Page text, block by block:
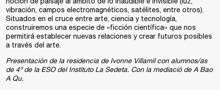
vibración, campos electromagnéticos, satélites, entre otros).
Situados en el cruce entre arte, ciencia y tecnología,
construiremos una especie de «ficción científica» que nos
permitirá establecer nuevas relaciones y crear futuros posibles
a través del arte.
Presentación de la residencia de Ivonne Villamil con alumnos/as
de 4º de la ESO del Instituto La Sedeta. Con la mediació de A Bao
A Qu.